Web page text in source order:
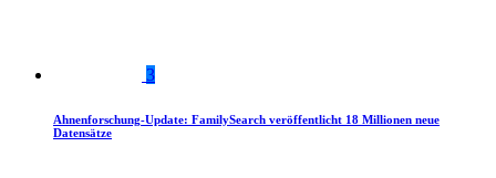
3
Ahnenforschung-Update: FamilySearch veröffentlicht 18 Millionen neue
Datensätze